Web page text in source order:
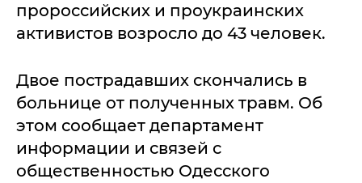
пророссийских и проукраинских
активистов возросло до 43 человек.
Двое пострадавших скончались в
больнице от полученных травм. Об
этом сообщает департамент
информации и связей с
общественностью Одесского